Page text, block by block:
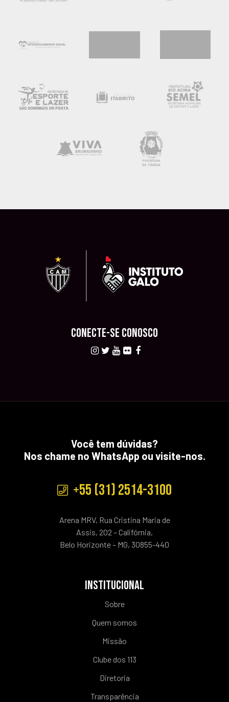
CONECTE-SE CONOSCO
Você tem dúvidas?
Nos chame no WhatsApp ou visite-nos.
+55 (31) 2514-3100
Arena MRV, Rua Cristina Maria de
Assis, 202 – Califórnia,
Belo Horizonte – MG, 30855-440
INSTITUCIONAL
Sobre
Quem somos
Missão
Clube dos 113
Diretoria
Transparência